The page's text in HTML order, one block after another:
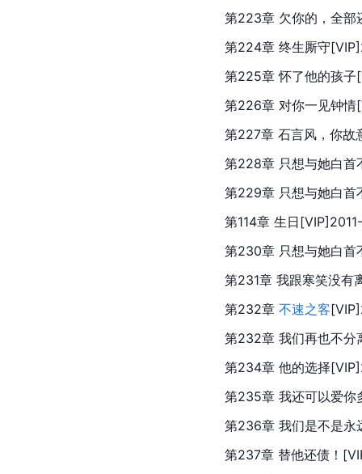
第223章 欠你的，全
第224章 终生厮守
第225章 怀了他的孩
第226章 对你一见钟
第227章 石言风，你
第228章 只想与她白首
第229章 只想与她白
第114章 生日
第230章 只想与她白首
第231章 我跟寒笑没有
第232章 不速之客
第232章 我们再也不分
第234章 他的选择
第235章 我还可以爱
第236章 我们是不是
第237章 替他还债！